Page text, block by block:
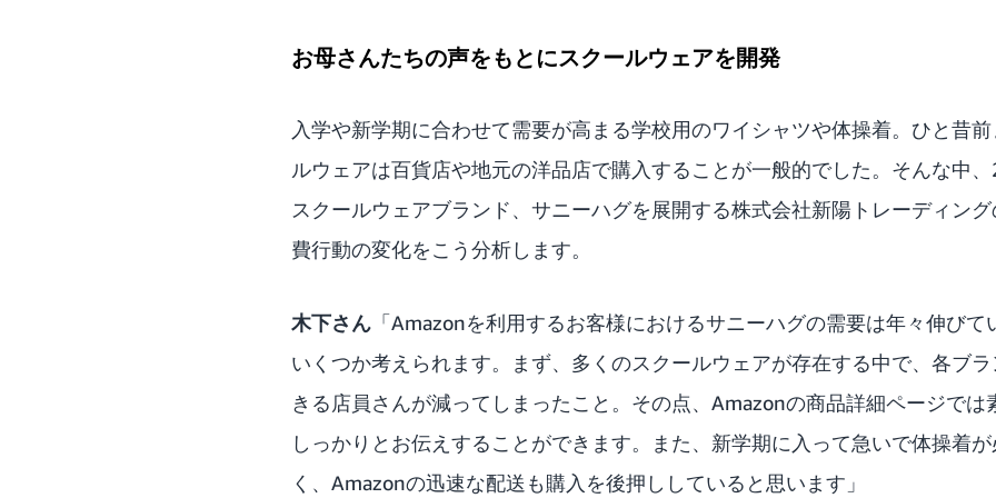
お母さんたちの声をもとにスクールウェアを開発
入学や新学期に合わせて需要が高まる学校用のワイシャツや体操着。ひと昔
ルウェアは百貨店や地元の洋品店で購入することが一般的でした。そんな中
スクールウェアブランド、 サニーハグを展開する株式会社新陽トレーディン
費行動の変化をこう分析します。
木下さん 「Amazonを利用するお客様におけるサニーハグの需要は年々伸び
いくつか考えられます。まず、多くのスクールウェアが存在する中で、各ブ
きる店員さんが減ってしまったこと。その点、Amazonの商品詳細ページでは
しっかりとお伝えすることができます。また、新学期に入って急いで体操着
く、Amazonの迅速な配送も購入を後押ししていると思います」